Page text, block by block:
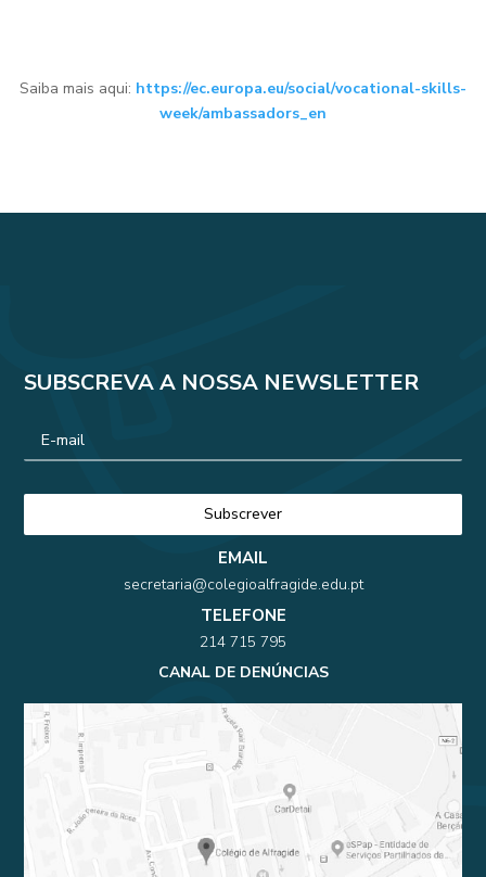
Saiba mais aqui: https://ec.europa.eu/social/vocational-skills-
week/ambassadors_en
SUBSCREVA A NOSSA NEWSLETTER
EMAIL
secretaria@colegioalfragide.edu.pt
TELEFONE
214 715 795
CANAL DE DENÚNCIAS